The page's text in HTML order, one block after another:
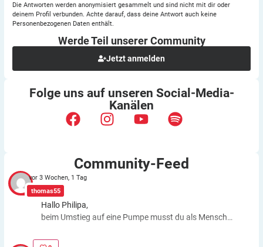
Die Antworten werden anonymisiert gesammelt und sind nicht mit dir oder
deinem Profil verbunden. Achte darauf, dass deine Antwort auch keine
Personenbezogenen Daten enthält.
Werde Teil unserer Community
Jetzt anmelden
Folge uns auf unseren Social-Media-
Kanälen
Community-Feed
thomas55
vor 3 Wochen, 1 Tag
Hallo Philipa,
beim Umstieg auf eine Pumpe musst du als Mensch
ICT. Schätzfehler bleiben also. Du kannst aber die